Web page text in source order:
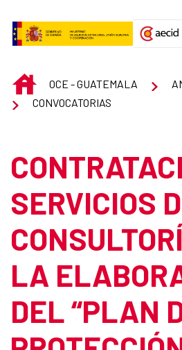
INICIOOCE - GUATEMALA
CONVOCATORIAS
SERVICIOS
LA
DEL “PLAN